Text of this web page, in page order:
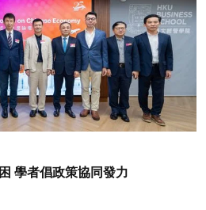
學者倡政策協同發力